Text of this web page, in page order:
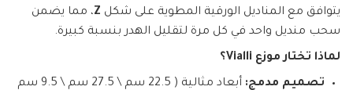
يتوافق مع المناديل الورقية المطوية على شكل Z، مما يضمن
سحب منديل واحد في كل مرة لتقليل الهدر بنسبة كبيرة.
لماذا تختار موزع Vialli؟
تصميم مدمج: أبعاد مثالية ( 22.5 سم \ 27.5 سم \ 9.5
سم